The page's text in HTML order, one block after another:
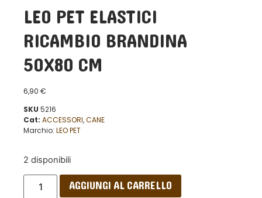
LEO PET ELASTICI
RICAMBIO BRANDINA
50X80 CM
6,90 €
SKU 5216
Cat: ACCESSORI,CANE
Marchio: LEO PET
2 disponibili
AGGIUNGI AL CARRELLO